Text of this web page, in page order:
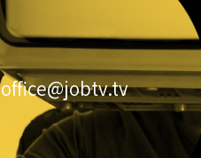
office@jobtv.tv